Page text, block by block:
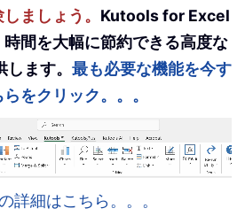
ましょう。 Kutools for Excel
間を大幅に節約できる高度な
ます。 最も必要な機能を今す
をクリック。。。
詳細はこちら。。。